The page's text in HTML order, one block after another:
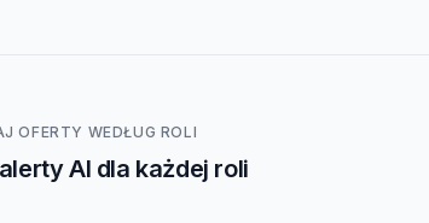
OFERTY WEDŁUG ROLI
AI dla każdej roli